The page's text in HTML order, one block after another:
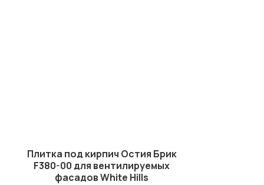
Плитка под кирпич Остия Брик
F380-00 для вентилируемых
фасадов White Hills